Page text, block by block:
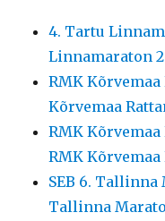
4. Tartu
Linnamaraton
RMK Kõrvemaa
Kõrvemaa
RMK
RMK Kõrvemaa
SEB 6. Tallinna
Tallinna